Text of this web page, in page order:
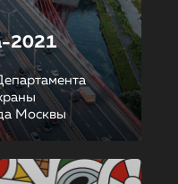
2021
Москвы